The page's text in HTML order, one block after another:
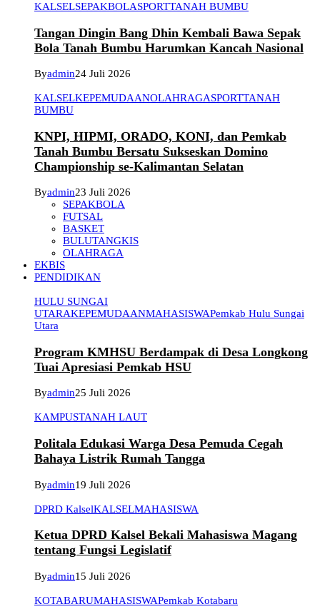
KALSELSEPAKBOLASPORTTANAH BUMBU
Tangan Dingin Bang Dhin Kembali Bawa Sepak
Bola Tanah Bumbu Harumkan Kancah Nasional
Byadmin24 Juli 2026
KALSELKEPEMUDAANOLAHRAGASPORTTANAH
BUMBU
KNPI, HIPMI, ORADO, KONI, dan Pemkab
Tanah Bumbu Bersatu Sukseskan Domino
Championship se-Kalimantan Selatan
Byadmin23 Juli 2026
SEPAKBOLA
FUTSAL
BASKET
BULUTANGKIS
OLAHRAGA
EKBIS
PENDIDIKAN
HULU SUNGAI
UTARAKEPEMUDAANMAHASISWAPemkab Hulu Sungai
Utara
Program KMHSU Berdampak di Desa Longkong
Tuai Apresiasi Pemkab HSU
Byadmin25 Juli 2026
KAMPUSTANAH LAUT
Politala Edukasi Warga Desa Pemuda Cegah
Bahaya Listrik Rumah Tangga
Byadmin19 Juli 2026
DPRD KalselKALSELMAHASISWA
Ketua DPRD Kalsel Bekali Mahasiswa Magang
tentang Fungsi Legislatif
Byadmin15 Juli 2026
KOTABARUMAHASISWAPemkab Kotabaru